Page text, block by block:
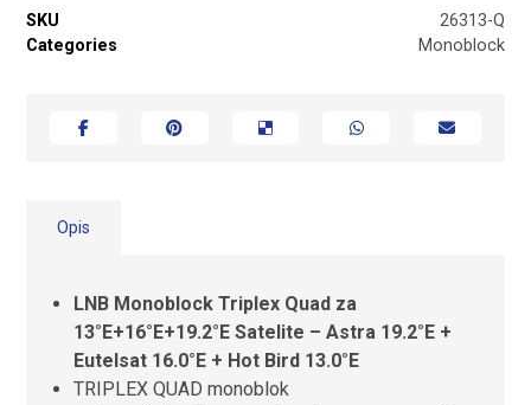
SKU
26313-Q
Categories
Monoblock
Opis
LNB Monoblock Triplex Quad za
13°E+16°E+19.2°E Satelite –Astra 19.2°E +
Eutelsat 16.0°E + Hot Bird 13.0°E
TRIPLEX QUAD monoblok